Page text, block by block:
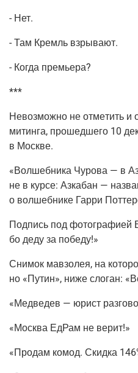
- Нет.
- Там Кремль взрывают.
- Когда премьера?
***
Невоз­мож­но не отме­тить и
митин­га, про­шед­ше­го 10
в Москве.
«Вол­шеб­ни­ка Чуро­ва — в
не в кур­се: Азка­бан —
о вол­шеб­ни­ке Гар­ри
Под­пись под
бо деду за победу!»
Сни­мок мав­зо­лея, на
но «Путин», ниже сло­ган:
«Мед­ве­дев — юрист
«Москва ЕдРам не верит!»
«Про­дам комод. Скид­ка